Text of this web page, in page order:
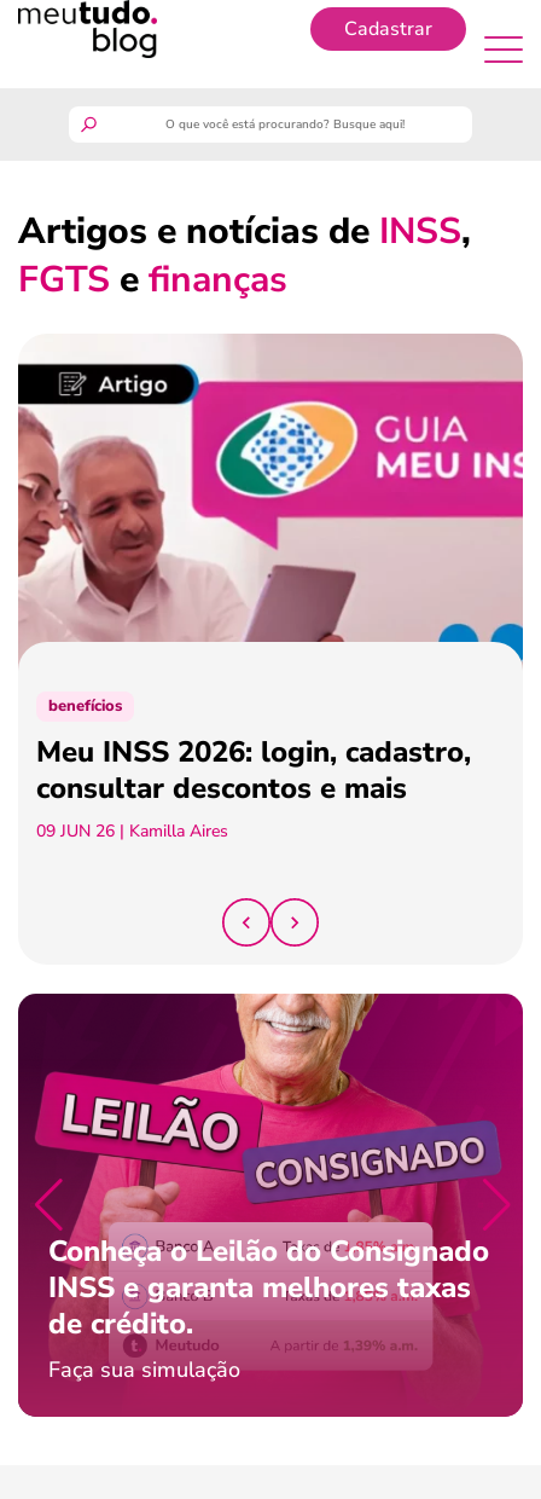
Cadastrar
guia do trabalhador
benefícios
crédito fácil
últimas notícias
ferramentas
Artigos e notícias de INSS,
FGTS efinanças
benefícios
Meu INSS 2026: login, cadastro,
consultar descontos e mais
09 JUN 26 | Kamilla Aires
Conheça o Leilão do Consignado
INSS e garanta melhores taxas
de crédito.
Faça sua simulação